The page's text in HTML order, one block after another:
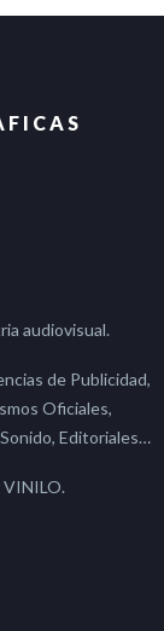
audiovisual.
de Publicidad,
Oficiales,
Editoriales…
VINILO.